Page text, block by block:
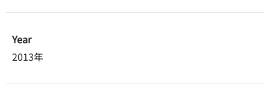
Year
2013年